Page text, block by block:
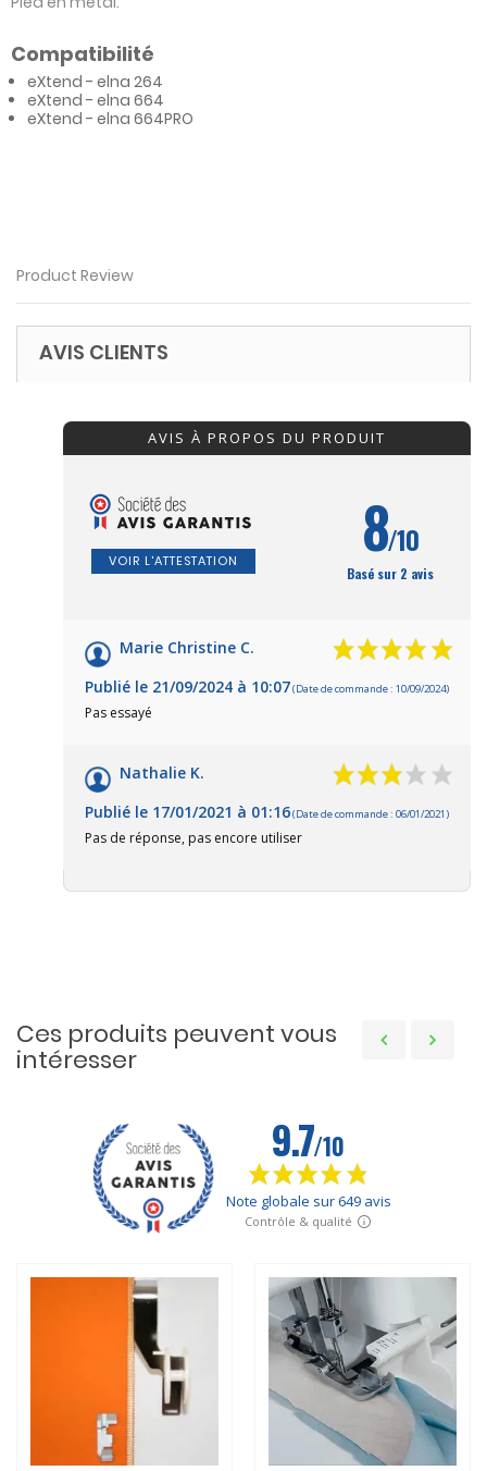
Compatibilité
eXtend - elna 264
eXtend - elna 664
eXtend - elna 664PRO
Product Review
AVIS CLIENTS
AVIS À PROPOS DU PRODUIT
VOIR L'ATTESTATION 8/10
Basé sur 2 avis
Marie Christine C.
Publié le 21/09/2024 à 10:07(Date de commande : 10/09/2024)
Pas essayé
Nathalie K.
Publié le 17/01/2021 à 01:16(Date de commande : 06/01/2021)
Pas de réponse, pas encore utiliser
Ces produits peuvent vous
intéresser